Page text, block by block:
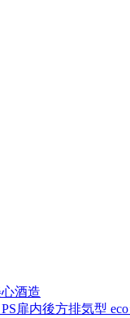
酒造
扉内後方排気型